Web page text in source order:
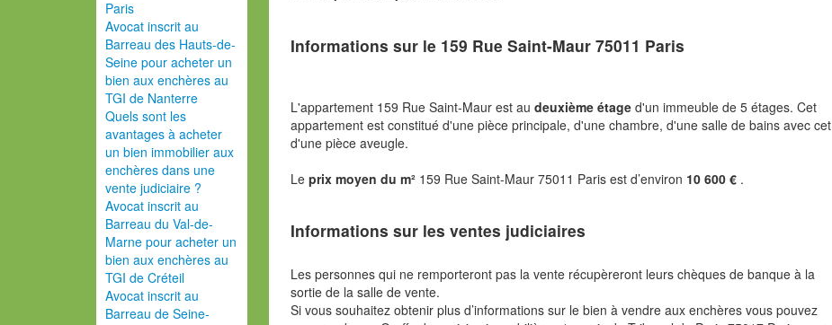
Paris
Avocat inscrit au
Barreau des Hauts-de-
Seine pour acheter un
bien aux enchères au
TGI de Nanterre
Quels sont les
avantages à acheter
un bien immobilier aux
enchères dans une
vente judiciaire ?
Avocat inscrit au
Barreau du Val-de-
Marne pour acheter un
bien aux enchères au
TGI de Créteil
Avocat inscrit au
Barreau de Seine-
Informations sur le 159 Rue Saint-Maur 75011 Paris
L'appartement 159 Rue Saint-Maur est audeuxième étaged'un immeuble de 5 étages. Cet
appartement est constitué d'une pièce principale, d'une chambre, d'une salle de bains avec cet
d'une pièce aveugle.
Leprix moyen du m² 159 Rue Saint-Maur 75011 Paris est d’environ 10 600 € .
Informations sur les ventes judiciaires
Les personnes qui ne remporteront pas la vente récupèreront leurs chèques de banque à la
sortie de la salle de vente.
Si vous souhaitez obtenir plus d’informations sur le bien à vendre aux enchères vous pouvez